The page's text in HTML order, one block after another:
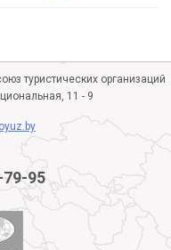
туристических организаций
11 - 9
79-95